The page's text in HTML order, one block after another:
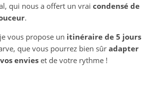
qui nous a offert un vrai condensé de
.
vous propose un itinéraire de 5 jours
que vous pourrez bien sûr adapter
envies et de votre rythme !